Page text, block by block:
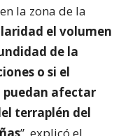
la zona de la
el volumen
de la
o si el
afectar
terraplén del